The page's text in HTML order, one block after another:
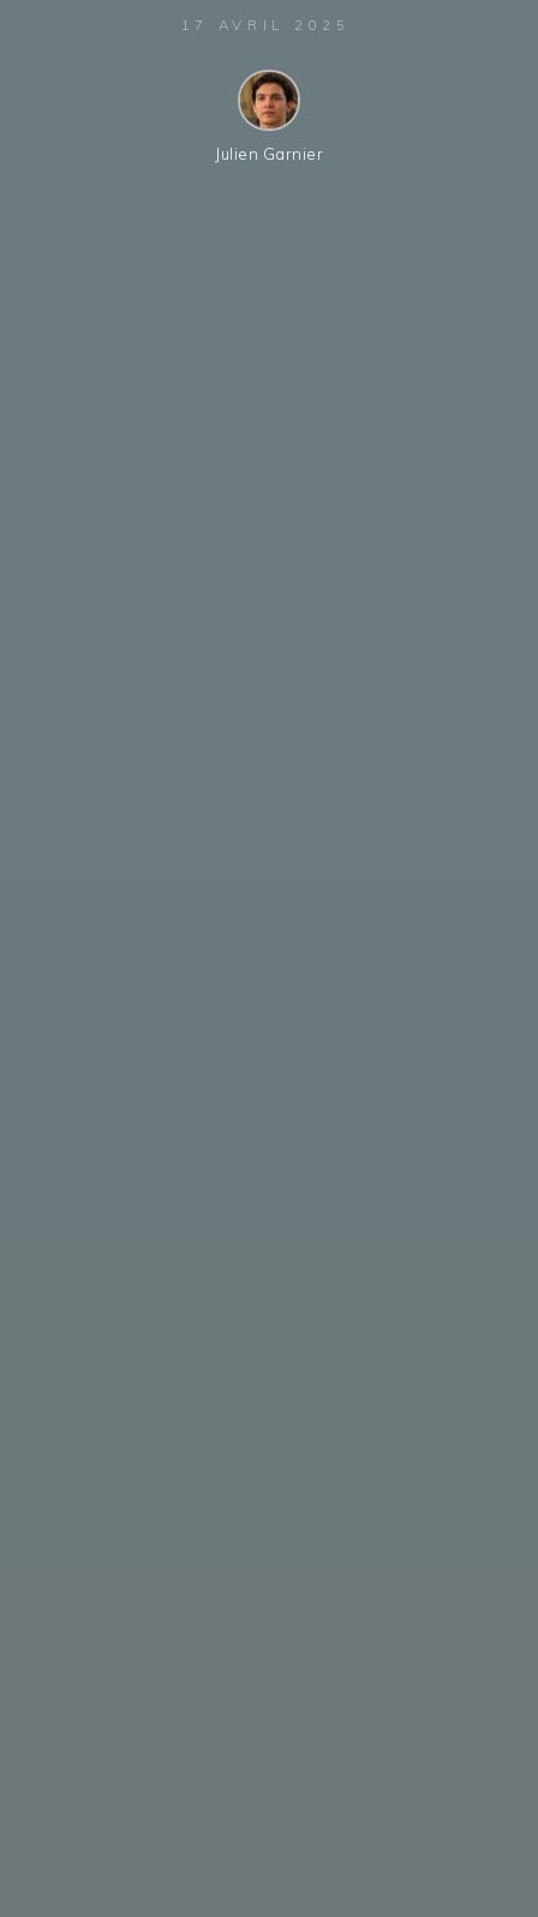
17 AVRIL 2025
Julien Garnier